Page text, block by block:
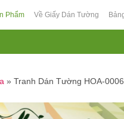
Phẩm Về Giấy Dán Tường
» Tranh Dán Tường HOA-